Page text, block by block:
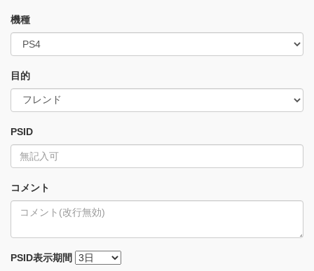
機種
目的
PSID
コメント
PSID表示期間